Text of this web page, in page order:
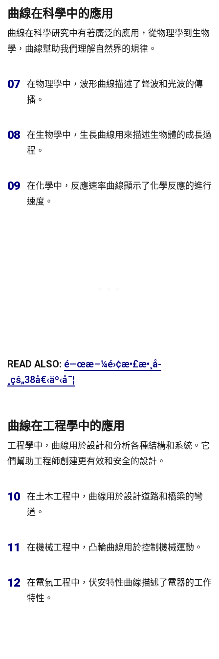
曲線在科學中的應用
曲線在科學研究中有著廣泛的應用，從物理學到生物
學，曲線幫助我們理解自然界的規律。
07
在物理學中，波形曲線描述了聲波和光波的傳
播。
08
在生物學中，生長曲線用來描述生物體的成長過
程。
09
在化學中，反應速率曲線顯示了化學反應的進行
速度。
READ ALSO: é—œæ–¼é›¢æ•£æ•¸å­
¸çš„38å€‹äº‹å¯¦
曲線在工程學中的應用
工程學中，曲線用於設計和分析各種結構和系統。它
們幫助工程師創建更有效和安全的設計。
10
在土木工程中，曲線用於設計道路和橋梁的彎
道。
11 在機械工程中，凸輪曲線用於控制機械運動。
12
在電氣工程中，伏安特性曲線描述了電器的工作
特性。